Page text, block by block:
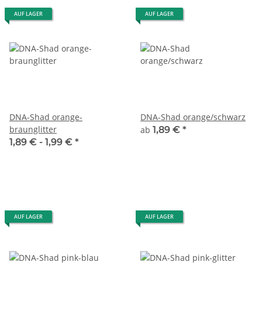
AUF LAGER
DNA-Shad orange-
braunglitter
1,89 € - 1,99 € *
AUF LAGER
DNA-Shad orange/schwarz
ab 1,89 € *
AUF LAGER AUF LAGER